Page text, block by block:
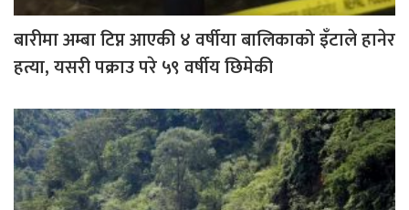
बारीमा अम्बा टिप्न आएकी ४ वर्षीया बालिकाको इँटाले हानेर
हत्या, यसरी पक्राउ परे ५९ वर्षीय छिमेकी